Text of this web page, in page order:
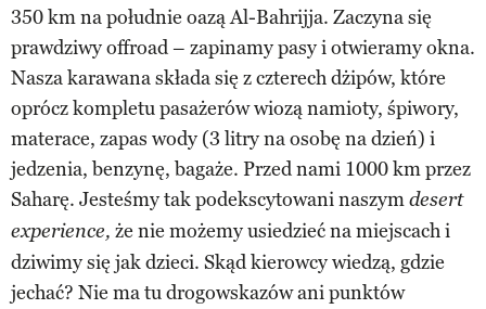
350 km na południe oazą Al-Bahrijja. Zaczyna się
prawdziwy offroad – zapinamy pasy i otwieramy okna.
Nasza karawana składa się z czterech dżipów, które
oprócz kompletu pasażerów wiozą namioty, śpiwory,
materace, zapas wody (3 litry na osobę na dzień) i
jedzenia, benzynę, bagaże. Przed nami 1000 km przez
Saharę. Jesteśmy tak podekscytowani naszymdesert
experience, że nie możemy usiedzieć na miejscach i
dziwimy się jak dzieci. Skąd kierowcy wiedzą, gdzie
jechać? Nie ma tu drogowskazów ani punktów